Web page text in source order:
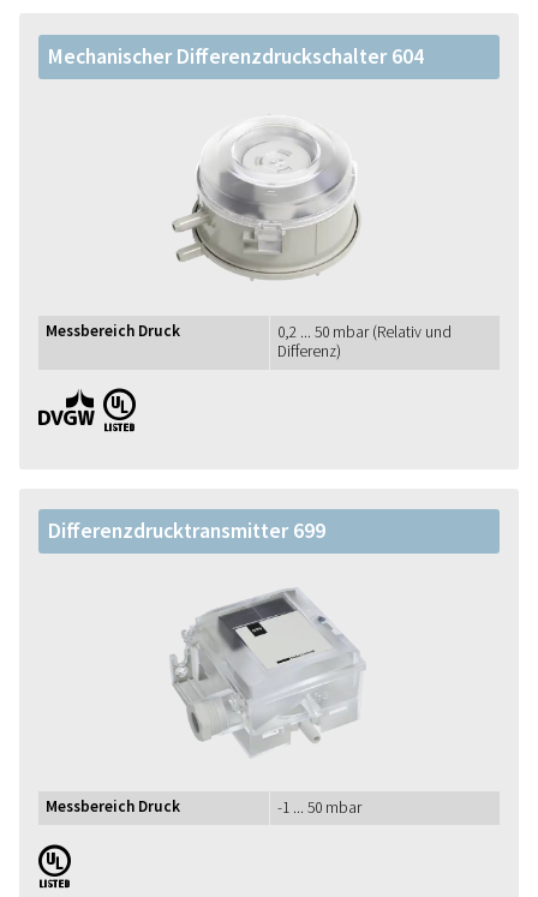
Mechanischer Differenzdruckschalter 604
Messbereich Druck
0,2 ... 50 mbar (Relativ und
Differenz)
DVGW UL
Differenzdrucktransmitter 699
Messbereich Druck -1 ... 50 mbar
UL